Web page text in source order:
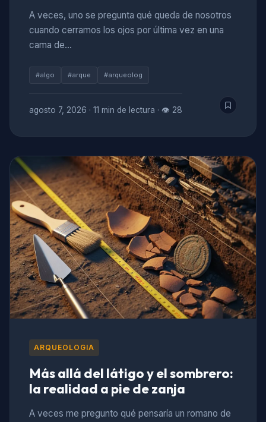
A veces, uno se pregunta qué queda de nosotros
cuando cerramos los ojos por última vez en una
cama de…
#algo #arque #arqueolog
agosto 7, 2026 · 11 min de lectura · 👁 28
ARQUEOLOGIA
Más allá del látigo y el sombrero:
la realidad a pie de zanja
A veces me pregunto qué pensaría un romano de